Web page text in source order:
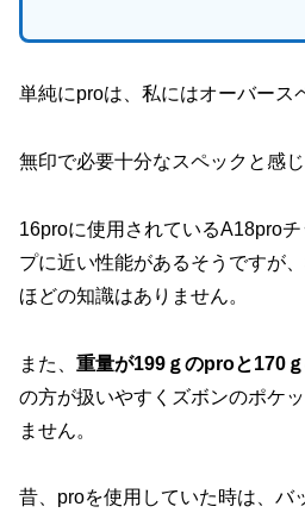
単純にproは、私にはオーバース
無印で必要十分なスペックと感じ
16proに使用されているA18pro
プに近い性能があるそうですが
ほどの知識はありません。
また、 重量が199ｇのproと170ｇ
の方が扱いやすくズボンのポケ
ません。
昔、proを使用していた時は、バ